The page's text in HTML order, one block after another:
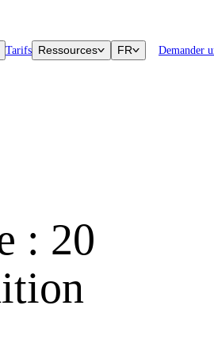
Tarifs Ressources FR Demander
: 20